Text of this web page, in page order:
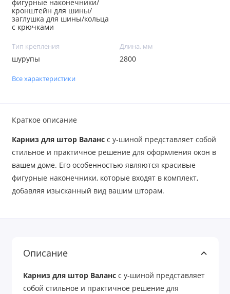
фигурные наконечники/
кронштейн для шины/
заглушка для шины/кольца
с крючками
Тип крепления
шурупы
Длина, мм
2800
Все характеристики
Краткое описание
Карниз для штор Валансс у-шиной представляет собой
стильное и практичное решение для оформления окон в
вашем доме. Его особенностью являются красивые
фигурные наконечники, которые входят в комплект,
добавляя изысканный вид вашим шторам.
Описание
Карниз для штор Валанс с у-шиной представляет
собой стильное и практичное решение для